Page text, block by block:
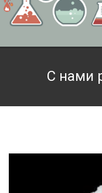
Стандарт-титры
С нами